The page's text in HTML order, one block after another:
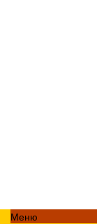
Меню